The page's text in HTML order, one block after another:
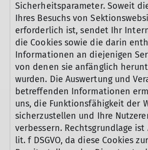
Sicherheitsparameter. Soweit
Ihres Besuchs von
erforderlich ist, sendet Ihr
die Cookies sowie die darin
Informationen an diejenigen
von denen sie anfänglich
wurden. Die Auswertung und
betreffenden Informationen
uns, die Funktionsfähigkeit der
sicherzustellen und Ihre
verbessern. Rechtsgrundlage ist
lit. f DSGVO, da diese Cookies zur